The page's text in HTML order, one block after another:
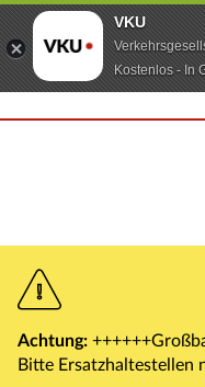
Achtung:
Bitte Ersatzhaltestellen
VKU
Kostenlos - In